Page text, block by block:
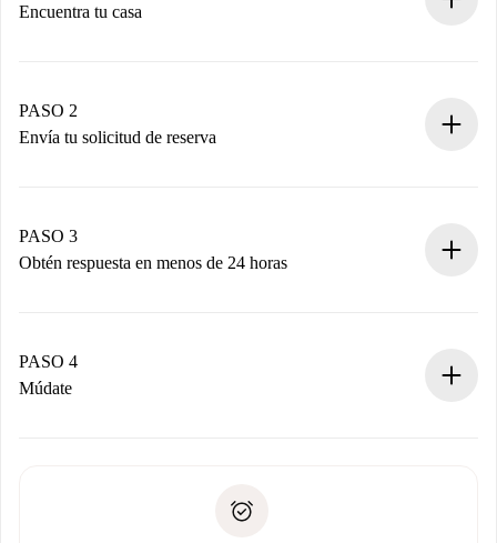
Encuentra tu casa
Tienes toda la información necesaria por adelantado.
PASO 2
Envía tu solicitud de reserva
propietario acepte.
PASO 3
Obtén respuesta en menos de 24 horas
contacto con el propietario.
Si es rechazada: No te haremos ningún cargo y te
Prueba de solvencia
PASO 4
Múdate
no nos comunicas ningún problema.